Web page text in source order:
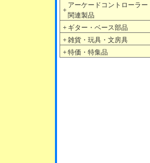
＋
アーケードコントローラー
関連製品
＋ ギター・ベース部品
＋ 雑貨・玩具・文房具
＋ 特価・特集品